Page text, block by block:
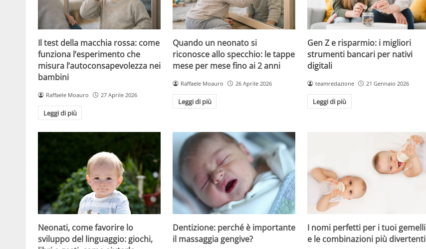
Il test della macchia rossa: come
funziona l’esperimento che
misura l’autoconsapevolezza nei
bambini
Raffaele Moauro 27 Aprile 2026
Leggi di più
Quando un neonato si
riconosce allo specchio: le tappe
mese per mese fino ai 2 anni
Raffaele Moauro 26 Aprile 2026
Leggi di più
Gen Z e risparmio: i migliori
strumenti bancari per nativi
digitali
teamredazione 21 Gennaio 2026
Leggi di più
Neonati, come favorire lo
sviluppo del linguaggio: giochi,
Dentizione: perché è importante
il massaggia gengive?
I nomi perfetti per i tuoi gemelli
e le combinazioni più divertenti